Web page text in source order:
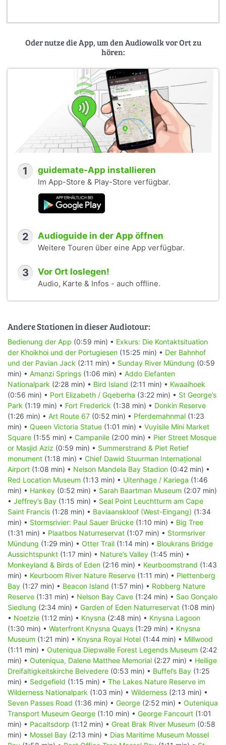
Oder nutze die App, um den Audiowalk vor Ort zu
hören:
1 guidemate-App installieren
Im App-Store & Play-Store verfügbar.
2 Audioguide in der App öffnen
Weitere Touren über eine App verfügbar.
3 Vor Ort loslegen!
Audio, Karte & Infos - auch offline.
Andere Stationen in dieser Audiotour:
Bedienung der App (0:59 min) • Exkurs: Die Kontaktsituation
der Khoikhoi und der Portugiesen (15:25 min) • Der Bahnhof
und der Pavian Jack (2:11 min) • Sunday River Mündung (0:59
min) • Amanzi Springs (1:06 min) • Addo Elefanten
Nationalpark (2:28 min) • Bird Island (2:11 min) • Kwaaihoek
(0:56 min) • Port Elizabeth / Gqeberha (3:22 min) • St George’s
Park (1:19 min) • Fort Frederick (1:38 min) • Donkin Reserve
(1:26 min) • Art Route 67 (0:52 min) • Pferdemahnmal (1:23
min) • Queen Victoria Statue (1:01 min) • Vuyisile Mini Market
Square (1:55 min) • Campanile (2:00 min) • Pier Street Mosque
or Masjid Aziz (0:59 min) • Summerstrand & Piet Retief
monument (1:18 min) • Chief Dawid Stuurman Internațional
Airport (1:08 min) • Nelson Mandela Bay Stadion (0:42 min) •
Red Location Museum (1:13 min) • Uitenhage / Kariega (1:46
min) • Hankey (0:52 min) • Sarah Baartman Museum (2:07 min)
• Jeffrey’s Bay (1:15 min) • Seal Point Leuchtturm am Cape
Saint Francis (1:28 min) • Baviaanskloof (West-Eingang) (1:34
min) • Stormsrivier: Paul Sauer Brücke (1:10 min) • Big Tree
(1:31 min) • Plaatbos Naturreservat (1:07 min) • Stormsriver
Mündung (1:29 min) • Otter Trail (1:14 min) • Bloukrans Bridge
Aussichtspunkt (1:17 min) • Nature’s Valley (1:45 min) •
Monkeyland & Birds of Eden (2:16 min) • Keurboomstrand (1:43
min) • Keurboom River Nature Reserve (1:11 min) • Plettenberg
Bay (1:27 min) • Beacon Island (1:57 min) • Robberg Nature
Reserve (1:31 min) • Nelson Bay Cave (1:24 min) • Sao Gonçalo
Siedlung (2:34 min) • Garden of Eden Naturreservat (1:08 min)
• Noetzie (1:12 min) • Knysna (2:48 min) • Knysna Lagoon
(1:30 min) • Waterfront Knysna Quays (1:29 min) • Knysna
Museum (1:21 min) • Knysna Royal Hotel (1:44 min) • Millwood
(1:11 min) • Outeniqua Diepwalle Forest Legends Museum (2:42
min) • Outeniqua, Dalene Matthee Memorial (2:27 min) • Heilige
Dreifaltigkeitskirche Belvedere (0:53 min) • Buffel’s Bay (1:25
min) • Sedgefield (1:15 min) • The Lakes Nature Reserve im
Wilderness Nationalpark (1:03 min) • Wilderness (2:13 min) •
Seven Passes Road (1:36 min) • George (2:52 min) • Outeniqua
Transport Museum George (1:10 min) • George Fancourt (1:01
min) • Pacaltsdorp (1:12 min) • Great Brak River Museum (0:58
min) • Mossel Bay (2:13 min) • Dias Maritime Museum Mossel